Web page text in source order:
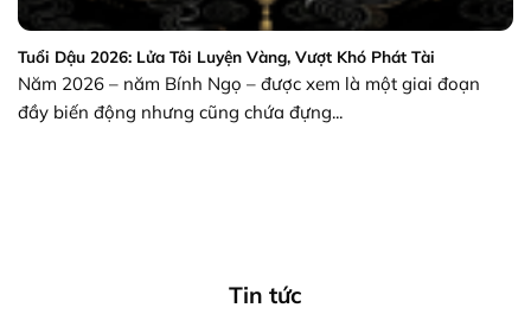
Tuổi Dậu 2026: Lửa Tôi Luyện Vàng, Vượt Khó Phát Tài
Năm 2026 – năm Bính Ngọ – được xem là một giai đoạn
đầy biến động nhưng cũng chứa đựng...
Tin tức